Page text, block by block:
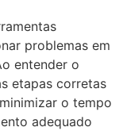
problemas em
entender o
etapas corretas
o tempo
adequado